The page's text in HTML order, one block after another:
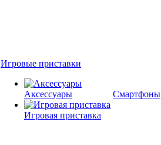
Игровые приставки
Аксессуары
Игровая приставка
Смартфоны